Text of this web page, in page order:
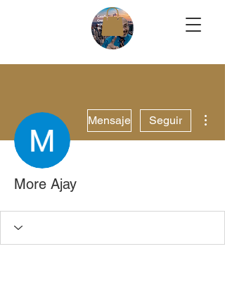
Mensaje Seguir
More Ajay